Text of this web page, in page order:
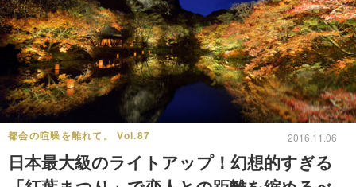
都会の喧噪を離れて。 Vol.87 2016.11.06
日本最大級のライトアップ！幻想的すぎる